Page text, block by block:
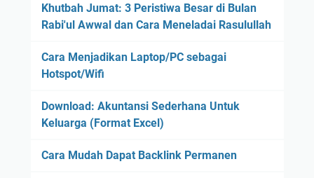
Khutbah Jumat: 3 Peristiwa Besar di Bulan
Rabi'ul Awwal dan Cara Meneladai Rasulullah
Cara Menjadikan Laptop/PC sebagai
Hotspot/Wifi
Download: Akuntansi Sederhana Untuk
Keluarga (Format Excel)
Cara Mudah Dapat Backlink Permanen